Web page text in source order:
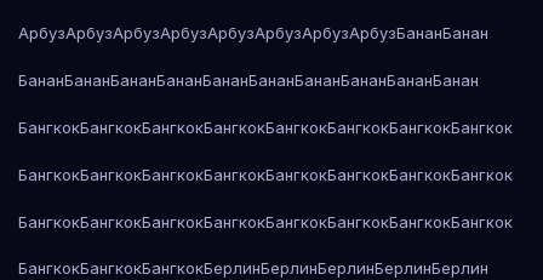
АрбузАрбузАрбузАрбузАрбузАрбузАрбузАрбузБананБанан
БананБананБананБананБананБананБананБананБананБанан
БангкокБангкокБангкокБангкокБангкокБангкокБангкокБангкок
БангкокБангкокБангкокБангкокБангкокБангкокБангкокБангкок
БангкокБангкокБангкокБангкокБангкокБангкокБангкокБангкок
БангкокБангкокБангкокБерлинБерлинБерлинБерлинБерлин